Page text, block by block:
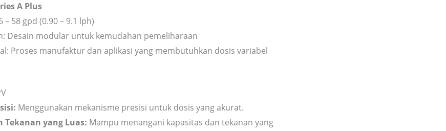
A Plus
– 58 gpd (0.90 – 9.1 lph)
Desain modular untuk kemudahan pemeliharaan
Proses manufaktur dan aplikasi yang membutuhkan dosis variabel
Menggunakan mekanisme presisi untuk dosis yang akurat.
Tekanan yang Luas: Mampu menangani kapasitas dan tekanan yang